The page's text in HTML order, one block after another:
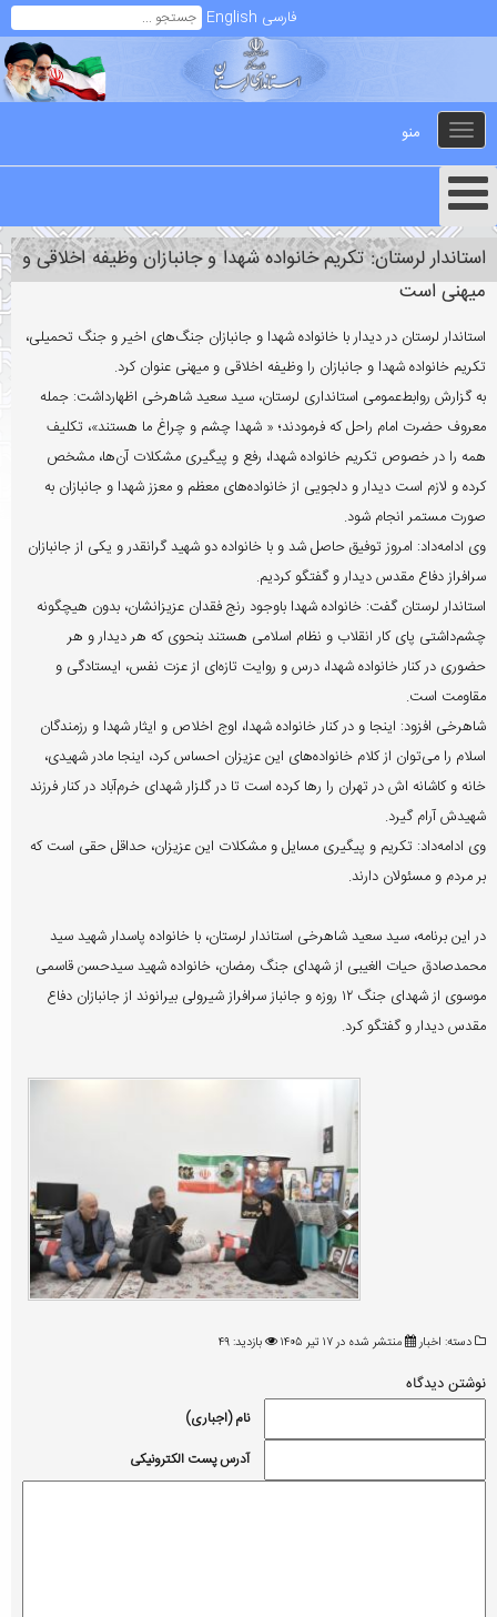
فارسی English
Toggle
navigation
منو
استاندار لرستان: تکریم خانواده شهدا و جانبازان وظیفه اخلاقی و
میهنی است
استاندار لرستان در دیدار با خانواده شهدا و جانبازان جنگ‌های اخیر و جنگ تحمیلی،
تکریم خانواده شهدا و جانبازان را وظیفه اخلاقی و میهنی عنوان کرد.
به گزارش روابط‌عمومی استانداری لرستان، سید سعید شاهرخی اظهارداشت: جمله
معروف حضرت امام راحل که فرمودند؛ « شهدا چشم و چراغ ما هستند»، تکلیف
همه را در خصوص تکریم خانواده شهدا، رفع و پیگیری مشکلات آن‌ها، مشخص
کرده و لازم است دیدار و دلجویی از خانواده‌های معظم و معزز شهدا و جانبازان به
صورت مستمر انجام شود.
وی ادامه‌داد: امروز توفیق حاصل شد و با خانواده دو شهید گرانقدر و یکی از جانبازان
سرافراز دفاع مقدس دیدار و گفتگو کردیم.
استاندار لرستان گفت: خانواده شهدا باوجود رنج فقدان عزیزانشان، بدون هیچگونه
چشم‌داشتی پای کار انقلاب و نظام اسلامی هستند بنحوی که هر دیدار و هر
حضوری در کنار خانواده شهدا، درس و روایت تازه‌ای از عزت نفس، ایستادگی و
مقاومت است.
شاهرخی افزود: اینجا و در کنار خانواده شهدا، اوج اخلاص و ایثار شهدا و رزمندگان
اسلام را می‌توان از کلام خانواده‌های این عزیزان احساس کرد، اینجا مادر شهیدی،
خانه و کاشانه اش در تهران را رها کرده است تا در گلزار شهدای خرم‌آباد در کنار فرزند
شهیدش آرام گیرد.
وی ادامه‌داد: تکریم و پیگیری مسایل و مشکلات این عزیزان، حداقل حقی است که
بر مردم و مسئولان دارند.
در این برنامه، سید سعید شاهرخی استاندار لرستان، با خانواده پاسدار شهید سید
محمدصادق حیات الغیبی از شهدای جنگ رمضان، خانواده شهید سیدحسن قاسمی
موسوی از شهدای جنگ ۱۲ روزه و جانباز سرافراز شیرولی بیرانوند از جانبازان دفاع
مقدس دیدار و گفتگو کرد.
دسته: اخبار منتشر شده در ۱۷ تیر ۱۴۰۵ بازدید: ۴۹
نوشتن دیدگاه
نام (اجباری)
آدرس پست الکترونیکی